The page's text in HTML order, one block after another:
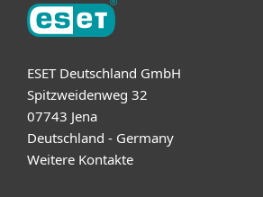
ESET Deutschland GmbH
Spitzweidenweg 32
07743 Jena
Deutschland - Germany
Weitere Kontakte